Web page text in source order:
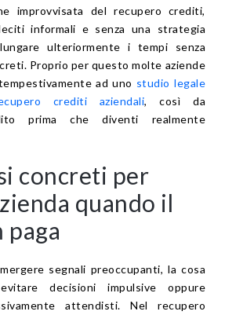
improvvisata del recupero crediti,
informali e senza una strategia
ulteriormente i tempi senza
Proprio per questo molte aziende
ad uno studio legale
crediti aziendali, così da
prima che diventi realmente
concreti per
quando il
paga
segnali preoccupanti, la cosa
decisioni impulsive oppure
attendisti. Nel recupero